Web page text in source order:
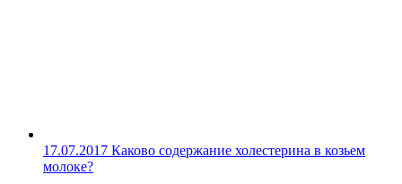
17.07.2017 Каково содержание холестерина в козьем
молоке?